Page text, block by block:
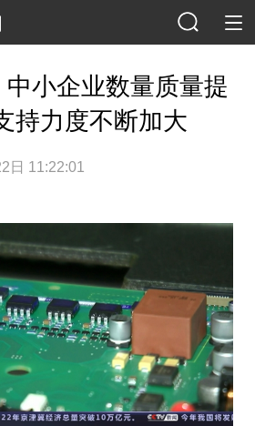
小企业数量质量提
持力度不断加大
日 11:22:01